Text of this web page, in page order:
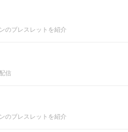
のブレスレットを紹介
信
のブレスレットを紹介